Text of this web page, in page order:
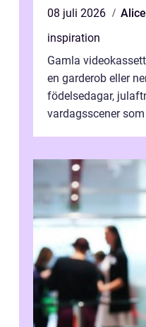
08 juli 2026
inspiration
Gamla
en garderob eller
födelsedagar,
vardagsscener